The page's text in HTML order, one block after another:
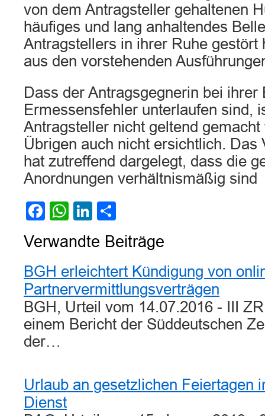
von dem Antragsteller gehaltenen
häufiges und lang anhaltendes
Antragstellers in ihrer Ruhe gestört
aus den vorstehenden
Dass der Antragsgegnerin bei ihrer
Ermessensfehler unterlaufen sind,
Antragsteller nicht geltend
Übrigen auch nicht ersichtlich. Das
hat zutreffend dargelegt, dass die
Anordnungen verhältnismäßig sind
Facebook
WhatsApp
LinkedIn
Verwandte Beiträge
BGH erleichtert Kündigung von
Partnervermittlungsverträgen
BGH, Urteil vom 14.07.2016 - III
einem Bericht der Süddeutschen
der…
Urlaub an gesetzlichen Feiertagen
Dienst